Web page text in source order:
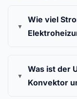
Wie viel
Was ist der
Konvektor